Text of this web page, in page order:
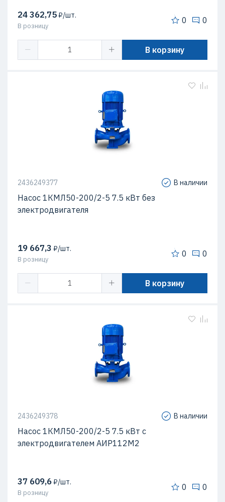
24 362,75₽/шт.
В розницу
0 0
В корзину
2436249377 В наличии
Насос 1КМЛ50-200/2-5 7.5 кВт без
электродвигателя
19 667,3 ₽/шт.
В розницу
0 0
В корзину
2436249378 В наличии
Насос 1КМЛ50-200/2-5 7.5 кВт c
электродвигателем АИР112М2
37 609,6₽/шт.
В розницу
0 0